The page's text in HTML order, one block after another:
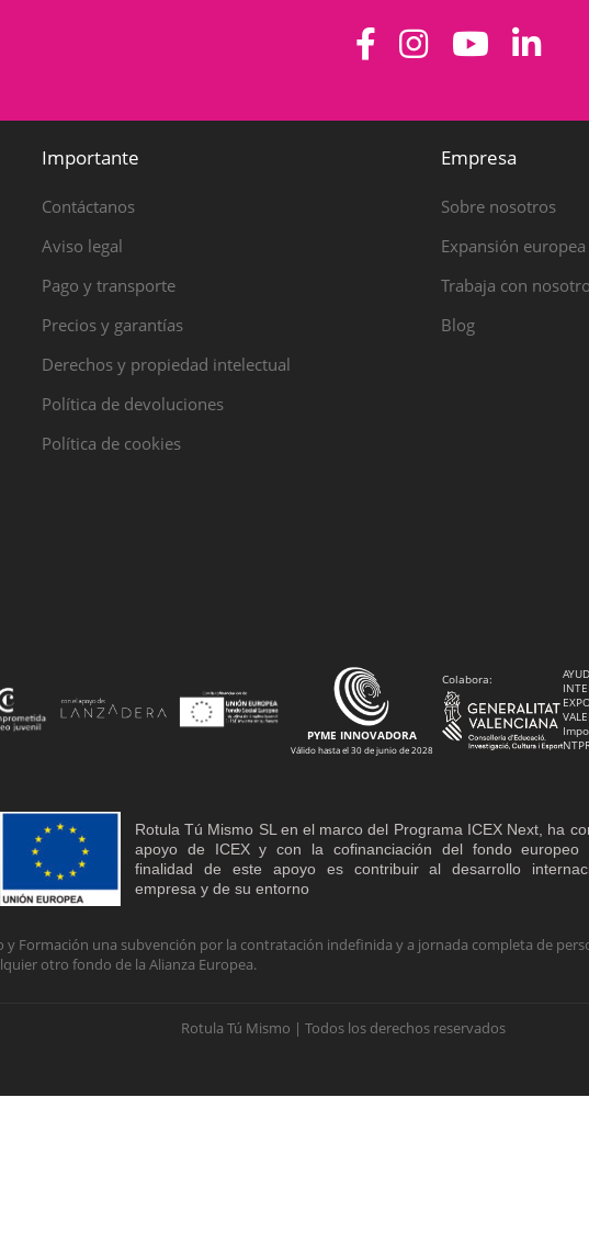
Importante
Contáctanos
Aviso legal
Pago y transporte
Precios y garantías
Derechos y propiedad intelectual
Política de devoluciones
Política de cookies
Empresa
Sobre nosotros
Expansión europea
Trabaja con
Blog
PYME INNOVADORA
Válido hasta el 30 de junio de 2028
Colabora:
Rotula Tú Mismo SL en el marco del Programa ICEX Next, ha
apoyo de ICEX y con la cofinanciación del fondo europeo
finalidad de este apoyo es contribuir al desarrollo
empresa y de su entorno
y Formación una subvención por la contratación indefinida y a jornada completa de
otro fondo de la Alianza Europea.
Rotula Tú Mismo | Todos los derechos reservados